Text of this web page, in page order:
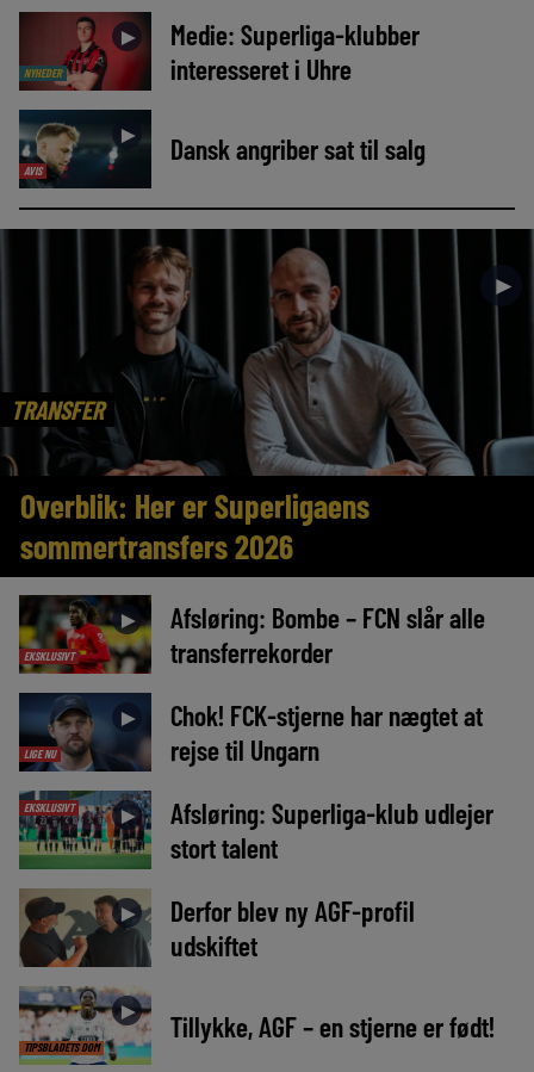
NYHEDER
►
Medie: Superliga-klubber
interesseret i Uhre
AVIS
► Dansk angriber sat til salg
TRANSFER
►
Overblik: Her er Superligaens
sommertransfers 2026
EKSKLUSIVT
►
Afsløring: Bombe – FCN slår alle
transferrekorder
LIGE NU
►
Chok! FCK-stjerne har nægtet at
rejse til Ungarn
EKSKLUSIVT ►
Afsløring: Superliga-klub udlejer
stort talent
►
Derfor blev ny AGF-profil
udskiftet
TIPSBLADETS DOM
► Tillykke, AGF – en stjerne er født!